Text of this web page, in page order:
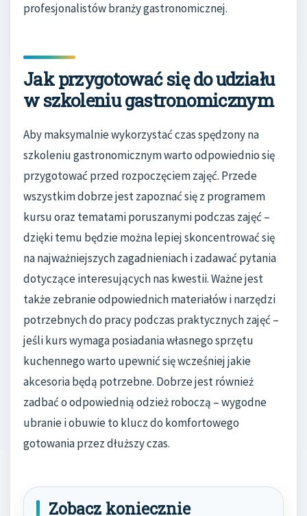
profesjonalistów branży gastronomicznej.
Jak przygotować się do udziału
w szkoleniu gastronomicznym
Aby maksymalnie wykorzystać czas spędzony na
szkoleniu gastronomicznym warto odpowiednio się
przygotować przed rozpoczęciem zajęć. Przede
wszystkim dobrze jest zapoznać się z programem
kursu oraz tematami poruszanymi podczas zajęć –
dzięki temu będzie można lepiej skoncentrować się
na najważniejszych zagadnieniach i zadawać pytania
dotyczące interesujących nas kwestii. Ważne jest
także zebranie odpowiednich materiałów i narzędzi
potrzebnych do pracy podczas praktycznych zajęć –
jeśli kurs wymaga posiadania własnego sprzętu
kuchennego warto upewnić się wcześniej jakie
akcesoria będą potrzebne. Dobrze jest również
zadbać o odpowiednią odzież roboczą – wygodne
ubranie i obuwie to klucz do komfortowego
gotowania przez dłuższy czas.
Zobacz koniecznie